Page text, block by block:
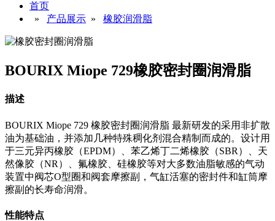
首页
» 产品展示 » 橡胶润滑脂
BOURIX Miope 729橡胶密封圈润滑脂
描述
BOURIX Miope 729 橡胶密封圈润滑脂 最新研发的采用非扩散
油为基础油，并添加几种特殊稠化剂混合精制而成的。设计用
于三元异丙橡胶（EPDM）、苯乙烯丁二烯橡胶（SBR）、天
然像胶（NR）、氟橡胶、硅橡胶等对大多数油脂敏感的气动
装置中阀芯O型圈和阀套摩擦副，气缸活塞的密封件和缸筒摩
擦副的长寿命润滑。
性能特点